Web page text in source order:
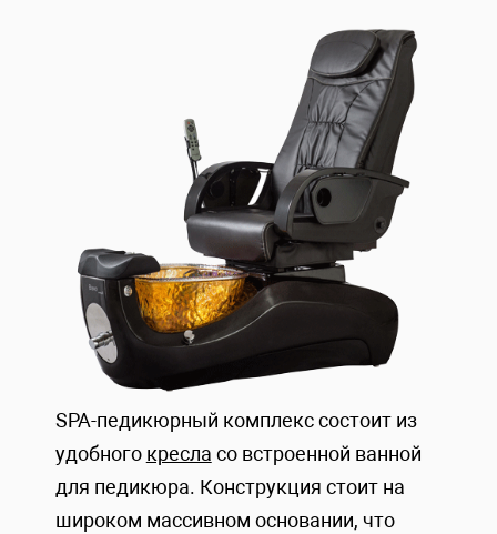
SPA-педикюрный комплекс состоит из
удобного кресла со встроенной ванной
для педикюра. Конструкция стоит на
широком массивном основании, что